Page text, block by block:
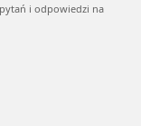
i odpowiedzi na